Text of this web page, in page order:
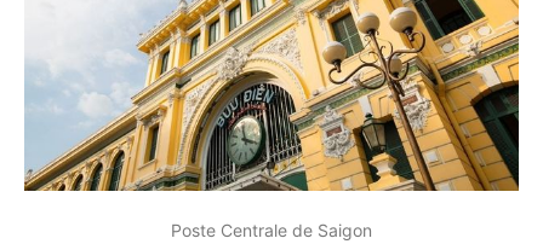
Poste Centrale de Saigon